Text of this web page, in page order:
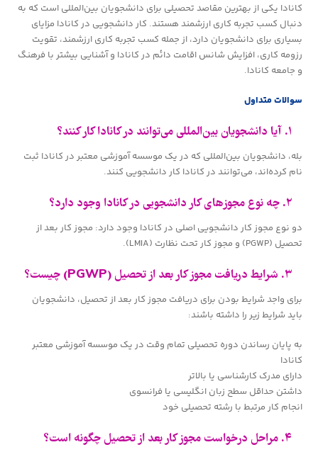
کانادا یکی از بهترین مقاصد تحصیلی برای دانشجویان بین‌المللی است که به
دنبال کسب تجربه کاری ارزشمند هستند. کار دانشجویی در کانادا مزایای
بسیاری برای دانشجویان دارد، از جمله کسب تجربه کاری ارزشمند، تقویت
رزومه کاری، افزایش شانس اقامت دائم در کانادا و آشنایی بیشتر با فرهنگ
و جامعه کانادا.
سوالات متداول
۱. آیا دانشجویان بین‌المللی می‌توانند در کانادا کار کنند؟
بله، دانشجویان بین‌المللی که در یک موسسه آموزشی معتبر در کانادا ثبت
نام کرده‌اند، می‌توانند در کانادا کار دانشجویی کنند.
۲. چه نوع مجوزهای کار دانشجویی در کانادا وجود دارد؟
دو نوع مجوز کار دانشجویی اصلی در کانادا وجود دارد: مجوز کار بعد از
تحصیل (PGWP) و مجوز کار تحت نظارت (LMIA).
۳. شرایط دریافت مجوز کار بعد از تحصیل (PGWP) چیست؟
برای واجد شرایط بودن برای دریافت مجوز کار بعد از تحصیل، دانشجویان
باید شرایط زیر را داشته باشند:
به پایان رساندن دوره تحصیلی تمام وقت در یک موسسه آموزشی معتبر
کانادا
دارای مدرک کارشناسی یا بالاتر
داشتن حداقل سطح زبان انگلیسی یا فرانسوی
انجام کار مرتبط با رشته تحصیلی خود
۴. مراحل درخواست مجوز کار بعد از تحصیل چگونه است؟